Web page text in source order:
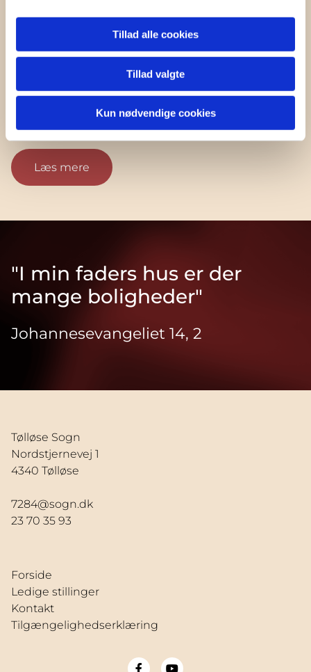
Tillad alle cookies
Tillad valgte
Kun nødvendige cookies
2. oktober 2025
6. november 2025
Læs mere
"I min faders hus er der
mange boligheder"
Johannesevangeliet 14, 2
Tølløse Sogn
Nordstjernevej 1
4340 Tølløse
7284@sogn.dk
23 70 35 93
Forside
Ledige stillinger
Kontakt
Tilgængelighedserklæring